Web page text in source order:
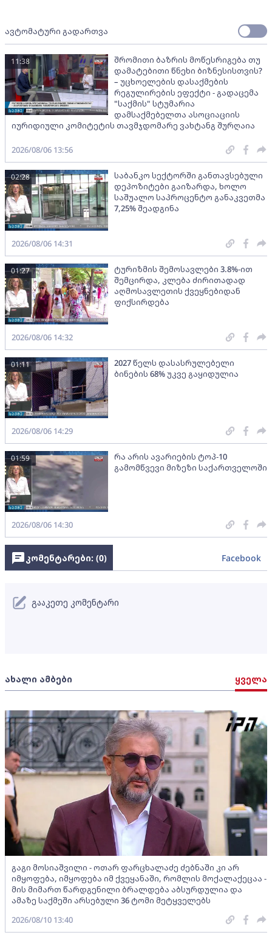
ავტომატური გადართვა
შრომითი ბაზრის მოწესრიგება თუ
დამატებითი წნეხი ბიზნესისთვის?
– უცხოელების დასაქმების
რეგულირების ეფექტი - გადაცემა
"საქმის" სტუმარია
დამსაქმებელთა ასოციაციის
იურიდიული კომიტეტის თავმჯდომარე ვახტანგ შურღაია
11:38
2026/08/06 13:56
საბანკო სექტორში განთავსებული
დეპოზიტები გაიზარდა, ხოლო
საშუალო საპროცენტო განაკვეთმა
7,25% შეადგინა
02:28
2026/08/06 14:31
ტურიზმის შემოსავლები 3.8%-ით
შემცირდა, კლება ძირითადად
აღმოსავლეთის ქვეყნებიდან
ფიქსირდება
01:27
2026/08/06 14:32
2027 წელს დასასრულებელი
ბინების 68% უკვე გაყიდულია
01:11
2026/08/06 14:29
რა არის ავარიების ტოპ-10
გამომწვევი მიზეზი საქართველოში
01:59
2026/08/06 14:30
ახალი ამბები ყველა
გაგი მოსიაშვილი - ოთარ ფარცხალაძე ძებნაში კი არ
იმყოფება, იმყოფება იმ ქვეყანაში, რომლის მოქალაქეცაა -
მის მიმართ წარდგენილი ბრალდება აბსურდულია და
ამაზე საქმეში არსებული 36 ტომი მეტყველებს
2026/08/10 13:40
კომენტარები: (0) Facebook
გააკეთე კომენტარი